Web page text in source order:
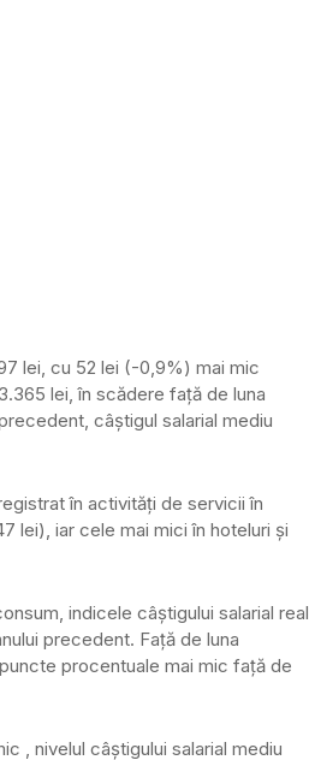
lei, cu 52 lei (-0,9%) mai mic
lei, în scădere faţă de luna
câştigul salarial mediu
în activităţi de servicii în
lei), iar cele mai mici în hoteluri şi
indicele câştigului salarial real
precedent. Faţă de luna
procentuale mai mic faţă de
, nivelul câştigului salarial mediu